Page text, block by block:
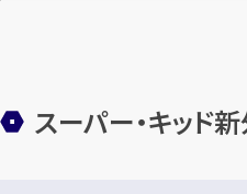
スーパー・キッド